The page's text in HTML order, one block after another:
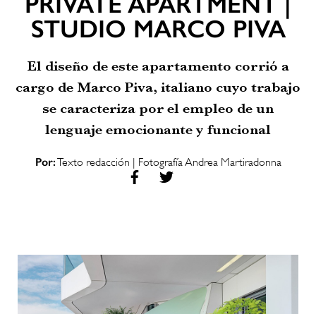
STUDIO MARCO PIVA
El diseño de este apartamento corrió a
cargo de Marco Piva, italiano cuyo trabajo
se caracteriza por el empleo de un
lenguaje emocionante y funcional
Por:Texto redacción | Fotografía Andrea Martiradonna